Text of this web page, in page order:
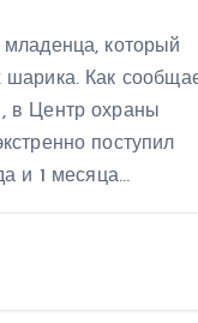
который
шарика. Как
в Центр охраны
поступил
и 1 месяца…